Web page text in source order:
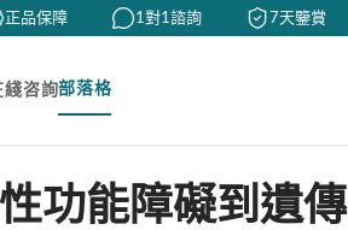
保障 1對1諮詢 7天鑒賞
綫咨詢部落格
功能障礙到遺傳